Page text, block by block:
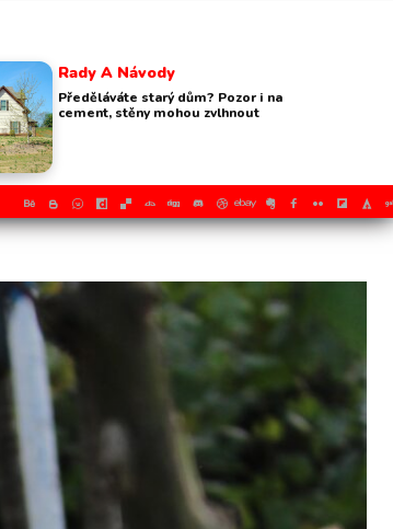
Rady A Návody
Předěláváte starý dům? Pozor i na
cement, stěny mohou zvlhnout